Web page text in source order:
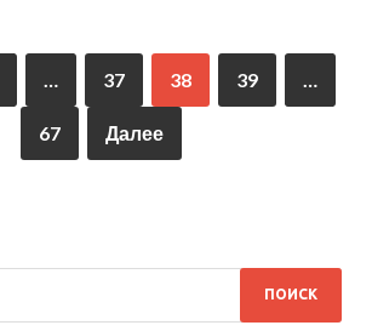
37 38 39
67 Далее